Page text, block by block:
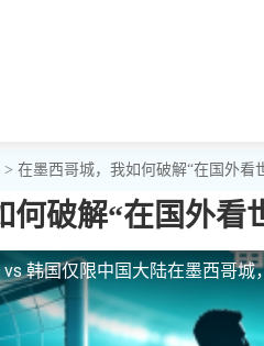
> 在墨西哥城，我如何破解“在国外看
何破解“在国外看
韩国仅限中国大陆在墨西哥城